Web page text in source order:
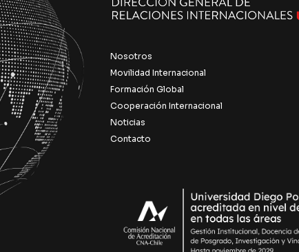
Nosotros
Movilidad Internacional
Formación Global
Cooperación Internacional
Noticias
Contacto